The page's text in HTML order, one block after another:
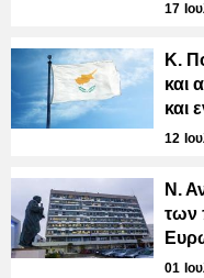
17
Κ.
και
και
12
Ν.
των
01